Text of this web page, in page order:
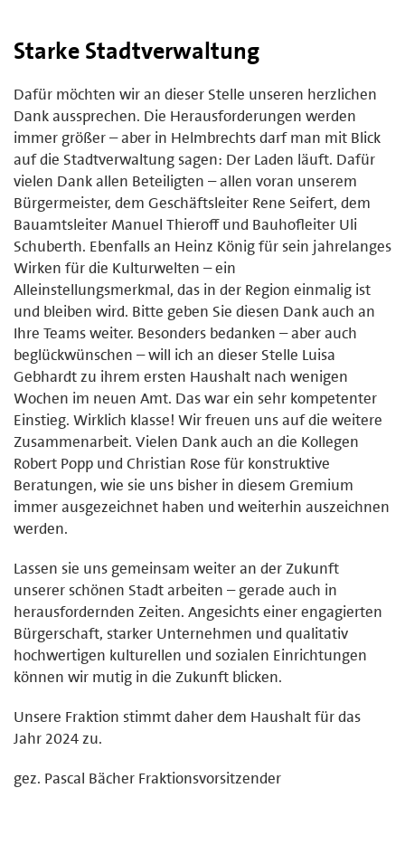
Starke Stadtverwaltung
Dafür möchten wir an dieser Stelle unseren herzlichen
Dank aussprechen. Die Herausforderungen werden
immer größer – aber in Helmbrechts darf man mit Blick
auf die Stadtverwaltung sagen: Der Laden läuft. Dafür
vielen Dank allen Beteiligten – allen voran unserem
Bürgermeister, dem Geschäftsleiter Rene Seifert, dem
Bauamtsleiter Manuel Thieroff und Bauhofleiter Uli
Schuberth. Ebenfalls an Heinz König für sein jahrelanges
Wirken für die Kulturwelten – ein
Alleinstellungsmerkmal, das in der Region einmalig ist
und bleiben wird. Bitte geben Sie diesen Dank auch an
Ihre Teams weiter. Besonders bedanken – aber auch
beglückwünschen – will ich an dieser Stelle Luisa
Gebhardt zu ihrem ersten Haushalt nach wenigen
Wochen im neuen Amt. Das war ein sehr kompetenter
Einstieg. Wirklich klasse! Wir freuen uns auf die weitere
Zusammenarbeit. Vielen Dank auch an die Kollegen
Robert Popp und Christian Rose für konstruktive
Beratungen, wie sie uns bisher in diesem Gremium
immer ausgezeichnet haben und weiterhin auszeichnen
werden.
Lassen sie uns gemeinsam weiter an der Zukunft
unserer schönen Stadt arbeiten – gerade auch in
herausfordernden Zeiten. Angesichts einer engagierten
Bürgerschaft, starker Unternehmen und qualitativ
hochwertigen kulturellen und sozialen Einrichtungen
können wir mutig in die Zukunft blicken.
Unsere Fraktion stimmt daher dem Haushalt für das
Jahr 2024 zu.
gez. Pascal Bächer Fraktionsvorsitzender